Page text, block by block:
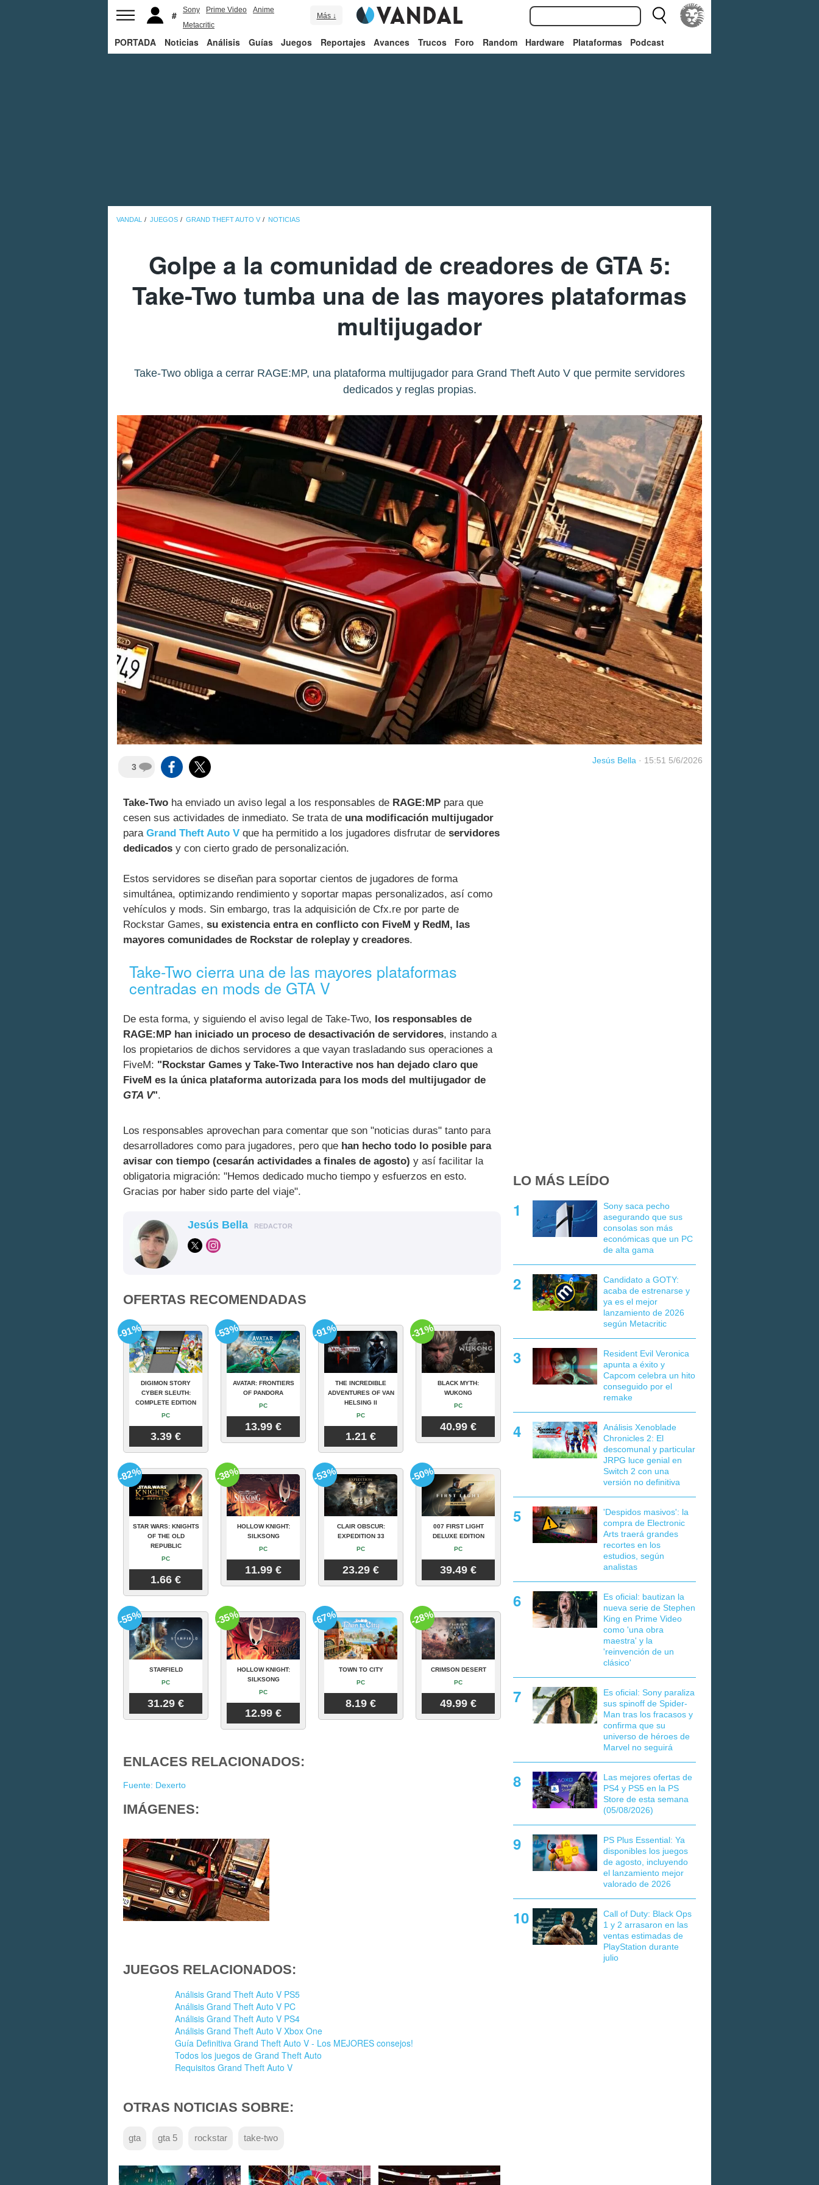
Sony Prime Video
Anime
Metacritic
Más ↓
PORTADA Noticias Análisis Guías Juegos Reportajes Avances Trucos Foro Random Hardware Plataformas Podcast
VANDAL JUEGOS GRAND THEFT AUTO V NOTICIAS
Golpe a la comunidad de creadores de GTA 5:
Take-Two tumba una de las mayores plataformas
multijugador
Take-Two obliga a cerrar RAGE:MP, una plataforma multijugador para Grand Theft Auto V que permite servidores
dedicados y reglas propias.
3
Jesús Bella · 15:51 5/6/2026
Take-Two ha enviado un aviso legal a los responsables de RAGE:MP para que
cesen sus actividades de inmediato. Se trata de una modificación multijugador
para Grand Theft Auto V que ha permitido a los jugadores disfrutar de servidores
dedicados y con cierto grado de personalización.
Estos servidores se diseñan para soportar cientos de jugadores de forma
simultánea, optimizando rendimiento y soportar mapas personalizados, así como
vehículos y mods. Sin embargo, tras la adquisición de Cfx.re por parte de
Rockstar Games, su existencia entra en conflicto con FiveM y RedM, las
mayores comunidades de Rockstar de roleplay y creadores.
Take-Two cierra una de las mayores plataformas
centradas en mods de GTA V
De esta forma, y siguiendo el aviso legal de Take-Two, los responsables de
RAGE:MP han iniciado un proceso de desactivación de servidores, instando a
los propietarios de dichos servidores a que vayan trasladando sus operaciones a
FiveM: "Rockstar Games y Take-Two Interactive nos han dejado claro que
FiveM es la única plataforma autorizada para los mods del multijugador de
GTA V".
Los responsables aprovechan para comentar que son "noticias duras" tanto para
desarrolladores como para jugadores, pero que han hecho todo lo posible para
avisar con tiempo (cesarán actividades a finales de agosto) y así facilitar la
obligatoria migración: "Hemos dedicado mucho tiempo y esfuerzos en esto.
Gracias por haber sido parte del viaje".
Jesús Bella REDACTOR
OFERTAS RECOMENDADAS
DIGIMON STORY
CYBER SLEUTH:
COMPLETE EDITION
PC
3.39 €
-91%
AVATAR: FRONTIERS
OF PANDORA
PC
13.99 €
-53%
THE INCREDIBLE
ADVENTURES OF VAN
HELSING II
PC
1.21 €
-91%
BLACK MYTH:
WUKONG
PC
40.99 €
-31%
STAR WARS: KNIGHTS
OF THE OLD
REPUBLIC
PC
1.66 €
-82%
HOLLOW KNIGHT:
SILKSONG
PC
11.99 €
-38%
CLAIR OBSCUR:
EXPEDITION 33
PC
23.29 €
-53%
007 FIRST LIGHT
DELUXE EDITION
PC
39.49 €
-50%
STARFIELD
PC
31.29 €
-55%
HOLLOW KNIGHT:
SILKSONG
PC
12.99 €
-35%
TOWN TO CITY
PC
8.19 €
-67%
CRIMSON DESERT
PC
49.99 €
-28%
ENLACES RELACIONADOS:
Fuente: Dexerto
IMÁGENES:
JUEGOS RELACIONADOS:
Análisis Grand Theft Auto V PS5
Análisis Grand Theft Auto V PC
Análisis Grand Theft Auto V PS4
Análisis Grand Theft Auto V Xbox One
Guía Definitiva Grand Theft Auto V - Los MEJORES consejos!
Todos los juegos de Grand Theft Auto
Requisitos Grand Theft Auto V
OTRAS NOTICIAS SOBRE:
gta gta 5 rockstar take-two
LO MÁS LEÍDO
Sony saca pecho
asegurando que sus
consolas son más
económicas que un PC
de alta gama
Candidato a GOTY:
acaba de estrenarse y
ya es el mejor
lanzamiento de 2026
según Metacritic
Resident Evil Veronica
apunta a éxito y
Capcom celebra un hito
conseguido por el
remake
Análisis Xenoblade
Chronicles 2: El
descomunal y particular
JRPG luce genial en
Switch 2 con una
versión no definitiva
'Despidos masivos': la
compra de Electronic
Arts traerá grandes
recortes en los
estudios, según
analistas
Es oficial: bautizan la
nueva serie de Stephen
King en Prime Video
como 'una obra
maestra' y la
'reinvención de un
clásico'
Es oficial: Sony paraliza
sus spinoff de Spider-
Man tras los fracasos y
confirma que su
universo de héroes de
Marvel no seguirá
Las mejores ofertas de
PS4 y PS5 en la PS
Store de esta semana
(05/08/2026)
PS Plus Essential: Ya
disponibles los juegos
de agosto, incluyendo
el lanzamiento mejor
valorado de 2026
Call of Duty: Black Ops
1 y 2 arrasaron en las
ventas estimadas de
PlayStation durante
julio